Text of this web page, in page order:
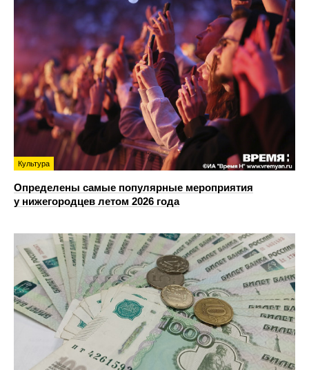
Культура
Определены самые популярные мероприятия
у нижегородцев летом 2026 года